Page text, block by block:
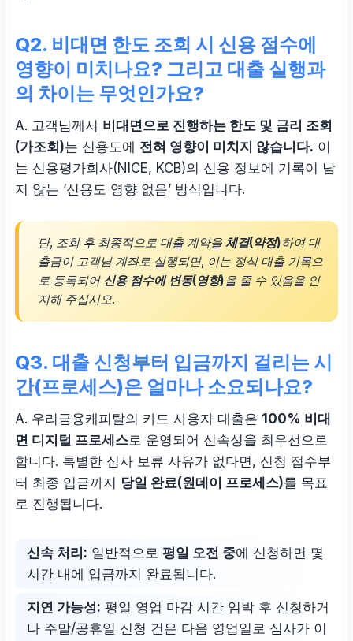
Q2. 비대면 한도 조회 시 신용 점수에
영향이 미치나요? 그리고 대출 실행과
의 차이는 무엇인가요?
A. 고객님께서 비대면으로 진행하는 한도 및 금리 조회
(가조회)는 신용도에 전혀 영향이 미치지 않습니다. 이
는 신용평가회사(NICE, KCB)의 신용 정보에 기록이 남
지 않는 ‘신용도 영향 없음’ 방식입니다.
단, 조회 후 최종적으로 대출 계약을체결(약정)하여 대
출금이 고객님 계좌로 실행되면, 이는 정식 대출 기록으
로 등록되어 신용 점수에 변동(영향)을 줄 수 있음을 인
지해 주십시오.
Q3. 대출 신청부터 입금까지 걸리는 시
간(프로세스)은 얼마나 소요되나요?
A. 우리금융캐피탈의 카드 사용자 대출은 100% 비대
면 디지털 프로세스로 운영되어 신속성을 최우선으로
합니다. 특별한 심사 보류 사유가 없다면, 신청 접수부
터 최종 입금까지 당일 완료(원데이 프로세스)를 목표
로 진행됩니다.
신속 처리: 일반적으로 평일 오전 중에 신청하면 몇
시간 내에 입금까지 완료됩니다.
지연 가능성: 평일 영업 마감 시간 임박 후 신청하거
나 주말/공휴일 신청 건은 다음 영업일로 심사가 이